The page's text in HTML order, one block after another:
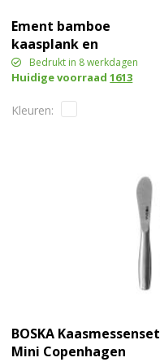
Ement bamboe
kaasplank en
hulpmiddelen
Bedrukt in 8 werkdagen
Huidige voorraad1613
BOSKA Kaasmessenset
Mini Copenhagen